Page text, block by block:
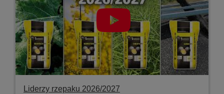
Liderzy rzepaku 2026/2027